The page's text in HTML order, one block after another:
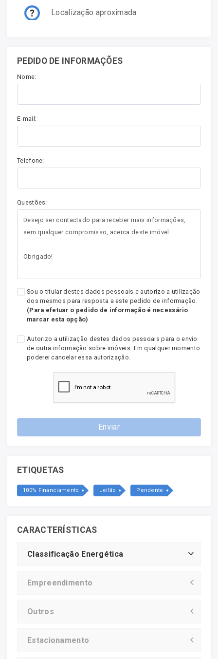
Localização aproximada
PEDIDO DE INFORMAÇÕES
Nome:
E-mail:
Telefone:
Questões:
Sou o titular destes dados pessoais e autorizo a utilização
dos mesmos para resposta a este pedido de informação.
(Para efetuar o pedido de informação é necessário
marcar esta opção)
Autorizo a utilização destes dados pessoais para o envio
de outra informação sobre imóveis. Em qualquer momento
poderei cancelar essa autorização.
Enviar
ETIQUETAS
100% Financiamento Leilão Pendente
CARACTERÍSTICAS
Classificação Energética
Empreendimento
Outros
Estacionamento